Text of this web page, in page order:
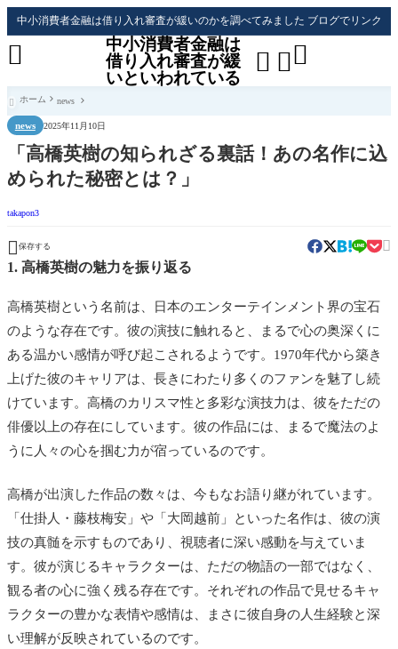
中小消費者金融は借り入れ審査が緩いのかを調べてみました ブログでリンク
中小消費者金融は
借り入れ審査が緩
いといわれている
 

 ホーム news
news 2025年11月10日
「高橋英樹の知られざる裏話！あの名作に込
められた秘密とは？」
takapon3
 保存する 
1. 高橋英樹の魅力を振り返る
高橋英樹という名前は、日本のエンターテインメント界の宝石
のような存在です。彼の演技に触れると、まるで心の奥深くに
ある温かい感情が呼び起こされるようです。1970年代から築き
上げた彼のキャリアは、長きにわたり多くのファンを魅了し続
けています。高橋のカリスマ性と多彩な演技力は、彼をただの
俳優以上の存在にしています。彼の作品には、まるで魔法のよ
うに人々の心を掴む力が宿っているのです。
高橋が出演した作品の数々は、今もなお語り継がれています。
「仕掛人・藤枝梅安」や「大岡越前」といった名作は、彼の演
技の真髄を示すものであり、視聴者に深い感動を与えていま
す。彼が演じるキャラクターは、ただの物語の一部ではなく、
観る者の心に強く残る存在です。それぞれの作品で見せるキャ
ラクターの豊かな表情や感情は、まさに彼自身の人生経験と深
い理解が反映されているのです。